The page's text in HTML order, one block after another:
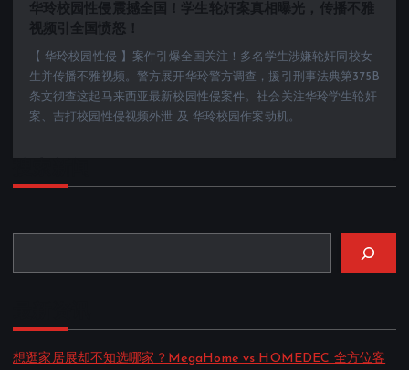
华玲校园性侵震撼全国！学生轮奸案真相曝光，传播不雅
视频引全国愤怒！
【 华玲校园性侵 】案件引爆全国关注！多名学生涉嫌轮奸同校女
生并传播不雅视频。警方展开华玲警方调查，援引刑事法典第375B
条文彻查这起马来西亚最新校园性侵案件。社会关注华玲学生轮奸
案、吉打校园性侵视频外泄 及 华玲校园作案动机。
c
想逛家居展却不知选哪家？MegaHome vs HOMEDEC 全方位客